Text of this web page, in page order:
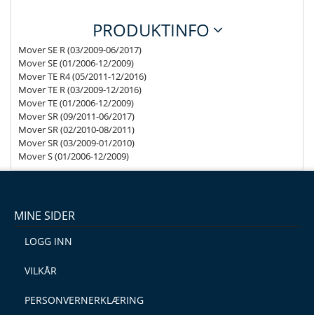
PRODUKTINFO
Mover SE R (03/2009-06/2017)
Mover SE (01/2006-12/2009)
Mover TE R4 (05/2011-12/2016)
Mover TE R (03/2009-12/2016)
Mover TE (01/2006-12/2009)
Mover SR (09/2011-06/2017)
Mover SR (02/2010-08/2011)
Mover SR (03/2009-01/2010)
Mover S (01/2006-12/2009)
MINE SIDER
LOGG INN
VILKÅR
PERSONVERNERKLÆRING